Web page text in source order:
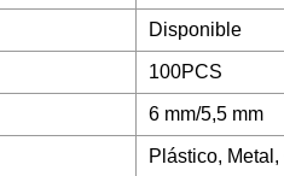
Disponible
100PCS
6 mm/5,5 mm
Plástico,